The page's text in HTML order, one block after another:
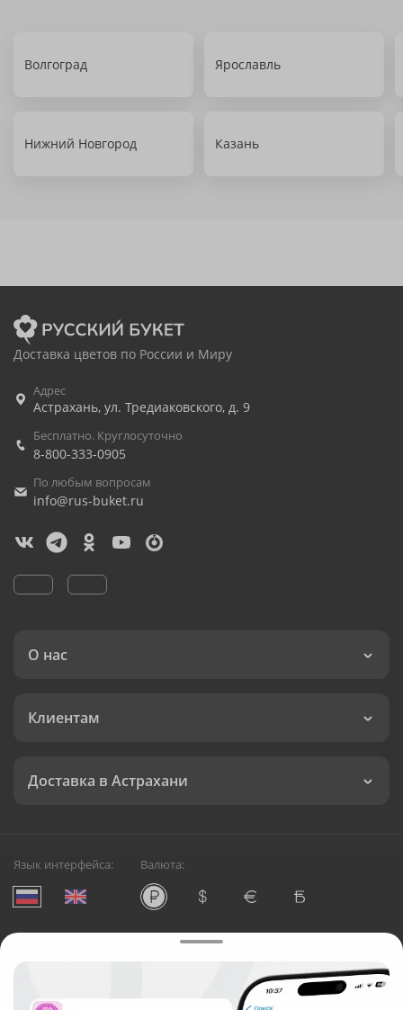
Волгоград Ярославль
Нижний Новгород Казань
Доставка цветов по России и Миру
Адрес
Астрахань, ул. Тредиаковского, д. 9
Бесплатно. Круглосуточно
8-800-333-0905
По любым вопросам
info@rus-buket.ru
О нас
Клиентам
Доставка в Астрахани
Язык интерфейса: Валюта:
Служба круглосуточной доставки цветов в Астрахани
Русский Букет, 2026
Общество с ограниченной ответственностью «Технология»